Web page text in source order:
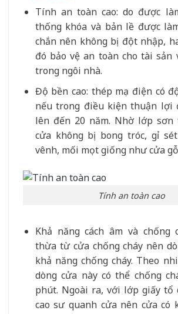
Tính an toàn cao: do được
thống khóa và bản lề được
chắn nên không bị đột nhập,
đó bảo vệ an toàn cho tài sản
trong ngôi nhà.
Độ bền cao: thép mạ điện có
nếu trong điều kiện thuận lợi
lên đến 20 năm. Nhờ lớp
cửa không bị bong tróc, gỉ
vênh, mối mọt giống như cửa
Tính an toàn cao
Khả năng cách âm và chống
thừa từ cửa chống cháy nên
khả năng chống cháy. Theo
dòng cửa này có thể chống
phút. Ngoài ra, với lớp giấy tổ
cao sư quanh cửa nên cửa có